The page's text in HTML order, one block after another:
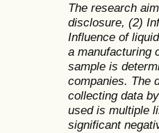
The research
disclosure, (2)
Influence of
a manufacturing
sample is
companies. The
collecting data
used is multiple
significant